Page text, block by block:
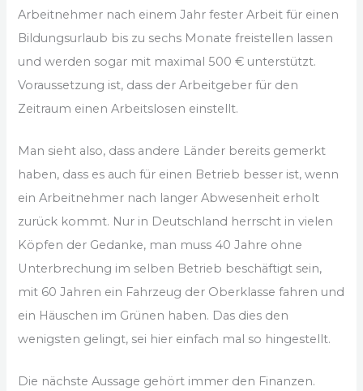
Arbeitnehmer nach einem Jahr fester Arbeit für einen
Bildungsurlaub bis zu sechs Monate freistellen lassen
und werden sogar mit maximal 500 € unterstützt.
Voraussetzung ist, dass der Arbeitgeber für den
Zeitraum einen Arbeitslosen einstellt.
Man sieht also, dass andere Länder bereits gemerkt
haben, dass es auch für einen Betrieb besser ist, wenn
ein Arbeitnehmer nach langer Abwesenheit erholt
zurück kommt. Nur in Deutschland herrscht in vielen
Köpfen der Gedanke, man muss 40 Jahre ohne
Unterbrechung im selben Betrieb beschäftigt sein,
mit 60 Jahren ein Fahrzeug der Oberklasse fahren und
ein Häuschen im Grünen haben. Das dies den
wenigsten gelingt, sei hier einfach mal so hingestellt.
Die nächste Aussage gehört immer den Finanzen.